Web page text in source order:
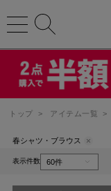
トップ > アイテム一覧 >
春シャツ・ブラウス
表示件数